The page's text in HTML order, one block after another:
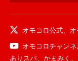
オモコロ公式
オモコロチャン
ありスパ
かまみく